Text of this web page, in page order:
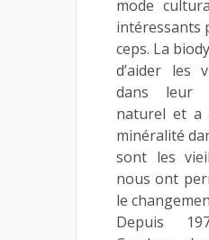
mode
intéressants
ceps. La
d’aider les
dans leur
naturel et a
minéralité
sont les
nous ont
le
Depuis